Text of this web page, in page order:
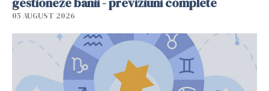
05 AUGUST 2026